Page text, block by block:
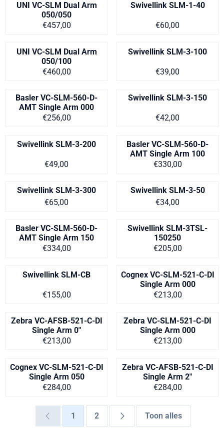
UNI VC-SLM Dual Arm
050/050
Prijs op aanvraag
€457,00
Swivellink SLM-1-40
Prijs op
€60,00
UNI VC-SLM Dual Arm
050/100
Prijs op aanvraag
€460,00
Swivellink SLM-3-100
Prijs op
€39,00
Basler VC-SLM-560-D-
AMT Single Arm 000
Prijs op aanvraag
€256,00
Swivellink SLM-3-150
Prijs op
€42,00
Swivellink SLM-3-200
Prijs op aanvraag
€49,00
Basler VC-SLM-560-D-
AMT Single Arm 100
Prijs op
€330,00
Swivellink SLM-3-300
Prijs op aanvraag
€65,00
Swivellink SLM-3-50
Prijs op
€34,00
Basler VC-SLM-560-D-
AMT Single Arm 150
Prijs op aanvraag
€334,00
Swivellink SLM-3TSL-
150250
Prijs op
€205,00
Swivellink SLM-CB
Prijs op aanvraag
€155,00
Cognex VC-SLM-521-C-DI
Single Arm 000
Prijs op
€213,00
Zebra VC-AFSB-521-C-DI
Single Arm 0"
Prijs op aanvraag
€213,00
Zebra VC-SLM-521-C-DI
Single Arm 000
Prijs op
€213,00
Cognex VC-SLM-521-C-DI
Single Arm 050
Prijs op aanvraag
€284,00
Zebra VC-AFSB-521-C-DI
Single Arm 2"
Prijs op
€284,00
1 2 Toon alles